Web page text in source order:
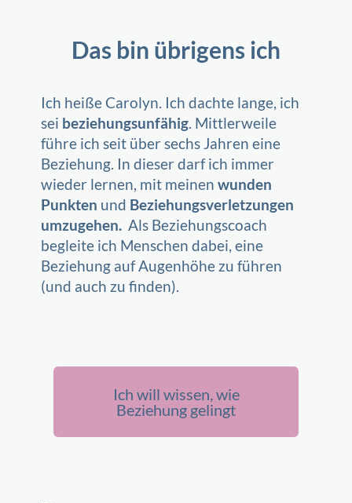
Das bin übrigens ich
Ich heiße Carolyn. Ich dachte lange, ich
sei beziehungsunfähig. Mittlerweile
führe ich seit über sechs Jahren eine
Beziehung. In dieser darf ich immer
wieder lernen, mit meinen wunden
Punkten und Beziehungsverletzungen
umzugehen. Als Beziehungscoach
begleite ich Menschen dabei, eine
Beziehung auf Augenhöhe zu führen
(und auch zu finden).
Ich will wissen, wie
Beziehung gelingt